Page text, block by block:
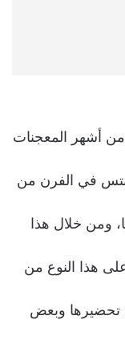
أشهر المعجنات
في الفرن من
ومن خلال هذا
هذا النوع من
تحضيرها وبعض